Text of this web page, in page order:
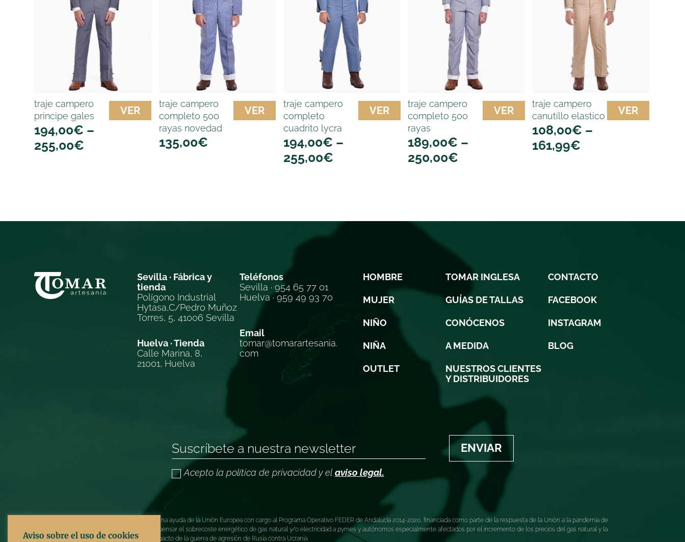
traje campero
principe gales
194,00€ –
255,00€
VER
traje campero
completo 500
rayas novedad
135,00€
VER
traje campero
completo
cuadrito lycra
194,00€ –
255,00€
VER
traje campero
completo 500
rayas
189,00€ –
250,00€
VER
traje campero
canutillo elastico
108,00€ –
161,99€
VER
Sevilla · Fábrica y
tienda
Polígono Industrial
Hytasa,C/Pedro Muñoz
Torres, 5, 41006 Sevilla
Huelva · Tienda
Calle Marina, 8,
21001, Huelva
Teléfonos
Sevilla · 954 65 77 01
Huelva · 959 49 93 70
Email
tomar@tomarartesania.
com
HOMBRE
MUJER
NIÑO
NIÑA
OUTLET
TOMAR INGLESA
GUÍAS DE TALLAS
CONÓCENOS
A MEDIDA
NUESTROS CLIENTES
Y DISTRIBUIDORES
CONTACTO
FACEBOOK
INSTAGRAM
BLOG
Acepto la política de privacidad y el aviso legal.
ENVIAR
TOMAR ARTESANÍA ha recibido una ayuda de la Unión Europea con cargo al Programa Operativo FEDER de Andalucía 2014-2020, financiada como parte de la respuesta de la Unión a la pandemia de
COVID-19 (REACT-UE), para compensar el sobrecoste energético de gas natural y/o electricidad a pymes y autónomos especialmente afectados por el incremento de los precios del gas natural y la
electricidad provocados por el impacto de la guerra de agresión de Rusia contra Ucrania.
Aviso sobre el uso de cookies